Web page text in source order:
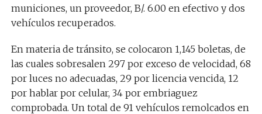
municiones, un proveedor, B/. 6.00 en efectivo y dos
vehículos recuperados.
En materia de tránsito, se colocaron 1,145 boletas, de
las cuales sobresalen 297 por exceso de velocidad, 68
por luces no adecuadas, 29 por licencia vencida, 12
por hablar por celular, 34 por embriaguez
comprobada. Un total de 91 vehículos remolcados en